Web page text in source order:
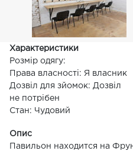
Характеристики
Розмір одягу:
Права власності: Я власник
Дозвіл для зйомок: Дозвіл
не потрібен
Стан: Чудовий
Опис
Павильон находится на